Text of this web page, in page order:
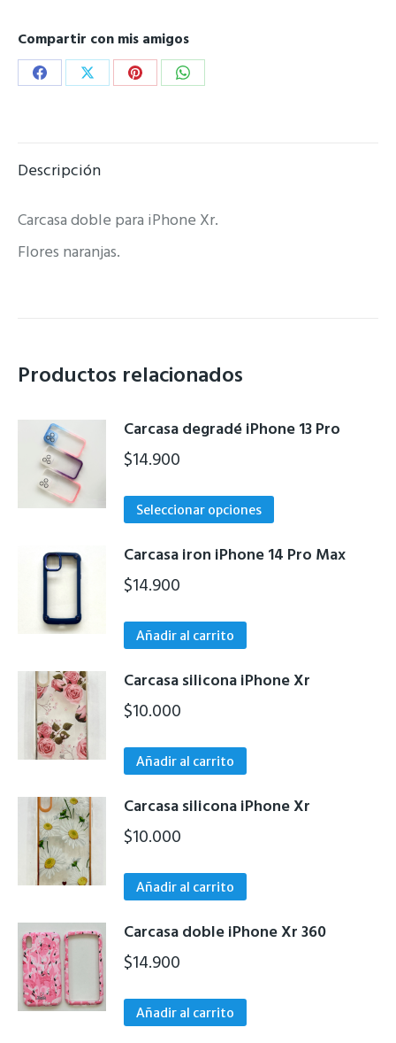
Compartir con mis amigos
Share
Share
Share
Share
Descripción
Carcasa doble para iPhone Xr.
Flores naranjas.
Productos relacionados
Carcasa degradé iPhone 13 Pro
$14.900
Seleccionar opciones
Este
producto
tiene
pueden
de
Carcasa iron iPhone 14 Pro Max
$14.900
Añadir al carrito
Carcasa silicona iPhone Xr
$10.000
Añadir al carrito
Carcasa silicona iPhone Xr
$10.000
Añadir al carrito
Carcasa doble iPhone Xr 360
$14.900
Añadir al carrito